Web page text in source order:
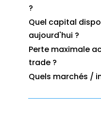
?
Quel capital
aujourd'hui ?
Perte maximale
trade ?
Quels marchés /